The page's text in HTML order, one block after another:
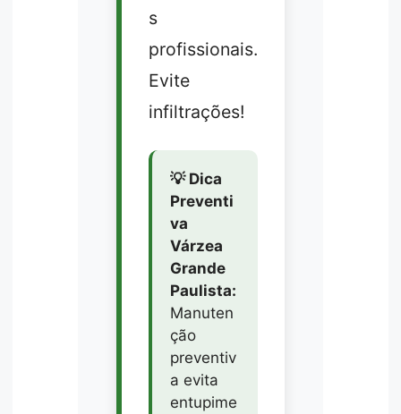
s
profissionais.
Evite
infiltrações!
💡 Dica
Preventi
va
Várzea
Grande
Paulista:
Manuten
ção
preventiv
a evita
entupime